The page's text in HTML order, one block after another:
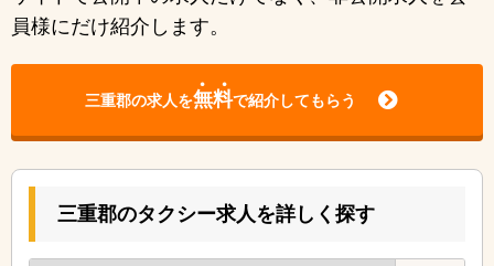
員様にだけ紹介します。
三重郡の求人を無料で紹介してもらう
三重郡のタクシー求人を詳しく探す